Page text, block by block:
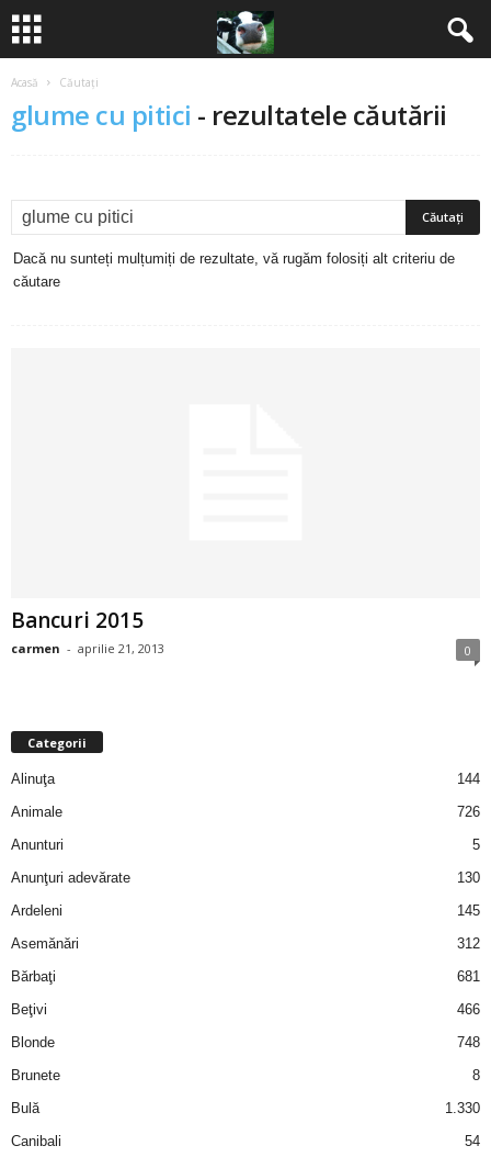
Acasă Căutați
glume cu pitici - rezultatele căutării
Dacă nu sunteți mulțumiți de rezultate, vă rugăm folosiți alt criteriu de
căutare
Bancuri 2015
carmen - aprilie 21, 2013 0
Categorii
Alinuţa
144
Animale
726
Anunturi
5
Anunţuri adevărate
130
Ardeleni
145
Asemănări
312
Bărbaţi
681
Beţivi
466
Blonde
748
Brunete
8
Bulă
1.330
Canibali
54